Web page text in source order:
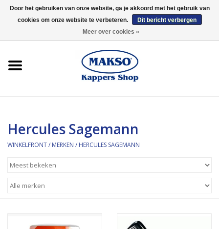
0 Artikelen - €0,00
Kaaral
Merken
Hercules Sagemann
WINKELFRONT/ MERKEN / HERCULES SAGEMANN
Door het gebruiken van onze website, ga je akkoord met het gebruik van
cookies om onze website te verbeteren.
Dit bericht verbergen
Meer over cookies »